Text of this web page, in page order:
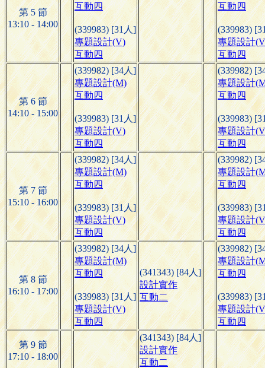
第 5 節
13:10 - 14:00
互動四
(339983) [31人]
專題設計(V)
互動四
互動四
(339983)
專題設計
互動四
第 6 節
14:10 - 15:00
(339982) [34人]
專題設計(M)
互動四
(339983) [31人]
專題設計(V)
互動四
(339982)
專題設計
互動四
(339983)
專題設計
互動四
第 7 節
15:10 - 16:00
(339982) [34人]
專題設計(M)
互動四
(339983) [31人]
專題設計(V)
互動四
(339982)
專題設計
互動四
(339983)
專題設計
互動四
第 8 節
16:10 - 17:00
(339982) [34人]
專題設計(M)
互動四
(339983) [31人]
專題設計(V)
互動四
(341343) [84人]
設計實作
互動二
(339982)
專題設計
互動四
(339983)
專題設計
互動四
第 9 節
17:10 - 18:00
(341343) [84人]
設計實作
互動二